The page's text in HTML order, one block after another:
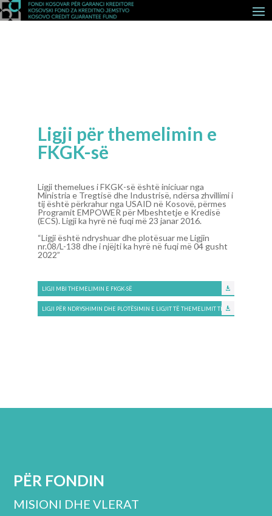
Ligji për themelimin e
FKGK-së
Ligji themelues i FKGK-së është iniciuar nga
Ministria e Tregtisë dhe Industrisë, ndërsa zhvillimi i
tij është përkrahur nga USAID në Kosovë, përmes
Programit EMPOWER për Mbeshtetje e Kredisë
(ECS). Ligji ka hyrë në fuqi më 23 janar 2016.
“Ligji është ndryshuar dhe plotësuar me Ligjin
nr.08/L-138 dhe i njëjti ka hyrë në fuqi më 04 gusht
2022”
LIGJI MBI THEMELIMIN E FKGK-SË
LIGJI PËR NDRYSHIMIN DHE PLOTËSIMIN E LIGJIT TË THEMELIMIT TË FKGK-SË
PËR FONDIN
MISIONI DHE VLERAT